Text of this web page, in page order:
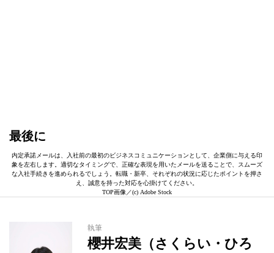
最後に
内定承諾メールは、入社前の最初のビジネスコミュニケーションとして、企業側に与える印
象を左右します。適切なタイミングで、正確な表現を用いたメールを送ることで、スムーズ
な入社手続きを進められるでしょう。転職・新卒、それぞれの状況に応じたポイントを押さ
え、誠意を持った対応を心掛けてください。
TOP画像／(c) Adobe Stock
執筆
櫻井宏美（さくらい・ひろ